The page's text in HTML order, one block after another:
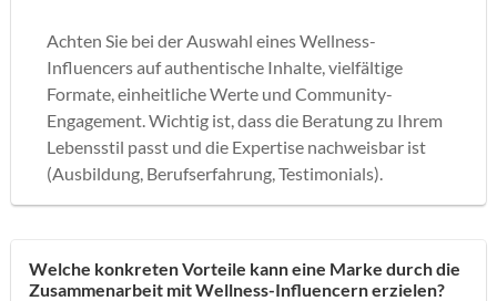
Achten Sie bei der Auswahl eines Wellness-
Influencers auf authentische Inhalte, vielfältige
Formate, einheitliche Werte und Community-
Engagement. Wichtig ist, dass die Beratung zu Ihrem
Lebensstil passt und die Expertise nachweisbar ist
(Ausbildung, Berufserfahrung, Testimonials).
Welche konkreten Vorteile kann eine Marke durch die
Zusammenarbeit mit Wellness-Influencern erzielen?